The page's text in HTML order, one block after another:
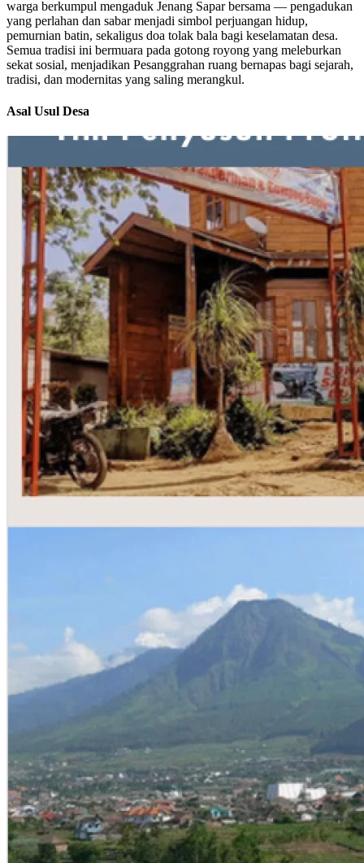
warga berkumpul mengaduk Jenang Sapar bersama — pengadukan
yang perlahan dan sabar menjadi simbol perjuangan hidup,
pemurnian batin, sekaligus doa tolak bala bagi keselamatan desa.
Semua tradisi ini bermuara pada gotong royong yang meleburkan
sekat sosial, menjadikan Pesanggrahan ruang bernapas bagi sejarah,
tradisi, dan modernitas yang saling merangkul.
Asal Usul Desa